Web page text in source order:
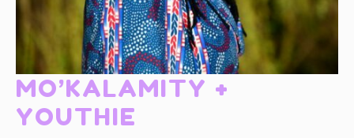
MO’KALAMITY +
YOUTHIE